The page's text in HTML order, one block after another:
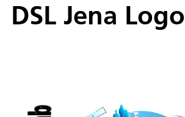
DSL Jena Logo